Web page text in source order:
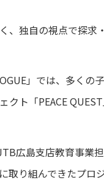
、独自の視点で探求
」では、多くの
ト「PEACE
広島支店教育事業
取り組んできたプロ